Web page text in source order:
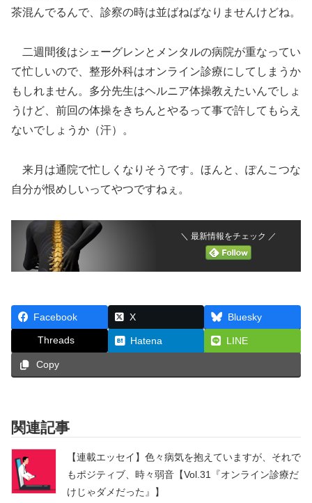
茶混んでるんで、診察の時は並ばねばなりませんけどね。
二週間後はシェーグレンとメンタルの病院が重なってい
て忙しいので、整形外科はオンライン診療にしてしまうか
もしれません。多分先生はヘルニア体操教えたいんでしょ
うけど、前回の体操をきちんとやるって事で許してもらえ
ないでしょうか（汗）。
来月は通院で忙しくなりそうです。ほんと、ぽんこつな
自分が恨めしいってやつですねぇ。
＼ 最新情報をチェック ／
Facebook X Bluesky
Threads Hatena LINE
Copy
関連記事
【連載エッセイ】色々病気を抱えていますが、それで
もポジティブ、時々弱音【Vol.31『オンライン診療だ
けじゃダメだった』】